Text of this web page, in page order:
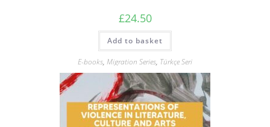
£24.50
Add to basket
E-books, Migration Series, Türkçe Seri